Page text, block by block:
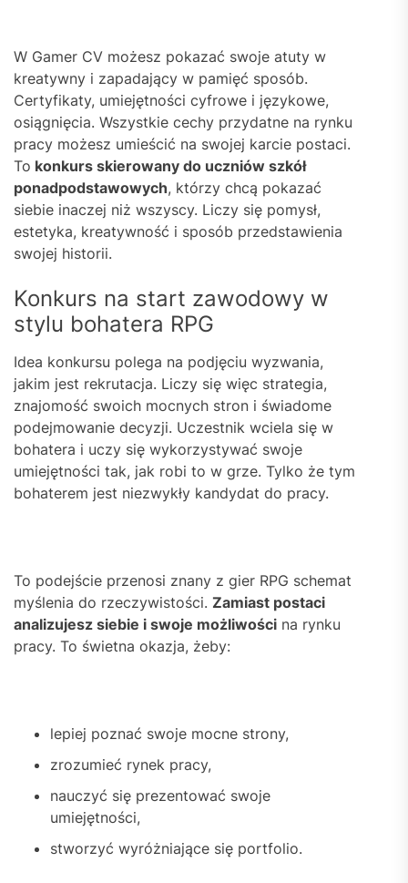
W Gamer CV możesz pokazać swoje atuty w
kreatywny i zapadający w pamięć sposób.
Certyfikaty, umiejętności cyfrowe i językowe,
osiągnięcia. Wszystkie cechy przydatne na rynku
pracy możesz umieścić na swojej karcie postaci.
To konkurs skierowany do uczniów szkół
ponadpodstawowych, którzy chcą pokazać
siebie inaczej niż wszyscy. Liczy się pomysł,
estetyka, kreatywność i sposób przedstawienia
swojej historii.
Konkurs na start zawodowy w
stylu bohatera RPG
Idea konkursu polega na podjęciu wyzwania,
jakim jest rekrutacja. Liczy się więc strategia,
znajomość swoich mocnych stron i świadome
podejmowanie decyzji. Uczestnik wciela się w
bohatera i uczy się wykorzystywać swoje
umiejętności tak, jak robi to w grze. Tylko że tym
bohaterem jest niezwykły kandydat do pracy.
To podejście przenosi znany z gier RPG schemat
myślenia do rzeczywistości. Zamiast postaci
analizujesz siebie i swoje możliwości na rynku
pracy. To świetna okazja, żeby:
lepiej poznać swoje mocne strony,
zrozumieć rynek pracy,
nauczyć się prezentować swoje
umiejętności,
stworzyć wyróżniające się portfolio.